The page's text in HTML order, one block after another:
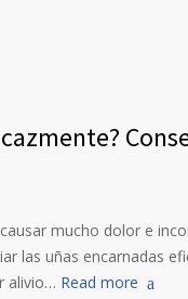
mucho dolor e
las uñas encarnadas
alivio… Read more